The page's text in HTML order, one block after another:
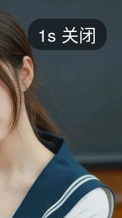
逆袭 玄幻
2023 2022
美国 韩国 日本
1s 关闭